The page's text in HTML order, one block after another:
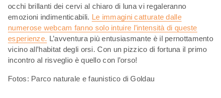
occhi brillanti dei cervi al chiaro di luna vi regaleranno
emozioni indimenticabili. Le immagini catturate dalle
numerose webcam fanno solo intuire l’intensità di queste
esperienze. L’avventura più entusiasmante è il pernottamento
vicino all’habitat degli orsi. Con un pizzico di fortuna il primo
incontro al risveglio è quello con l’orso!
Fotos: Parco naturale e faunistico di Goldau